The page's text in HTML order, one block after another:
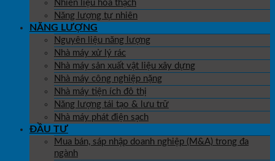
Nhiên liệu hóa thạch
Năng lượng tự nhiên
NĂNG LƯỢNG
Nguyên liệu năng lượng
Nhà máy xử lý rác
Nhà máy sản xuất vật liệu xây dựng
Nhà máy công nghiệp nặng
Nhà máy tiện ích đô thị
Năng lượng tái tạo & lưu trữ
Nhà máy phát điện sạch
ĐẦU TƯ
Mua bán, sáp nhập doanh nghiệp (M&A) trong đa
ngành